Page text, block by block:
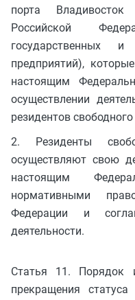
порта Владивосток
Российской
государственных
предприятий),
настоящим
осуществлении
резидентов
2. Резиденты
осуществляют свою
настоящим
нормативными
Федерации и
деятельности.
Статья 11. Порядок
прекращения